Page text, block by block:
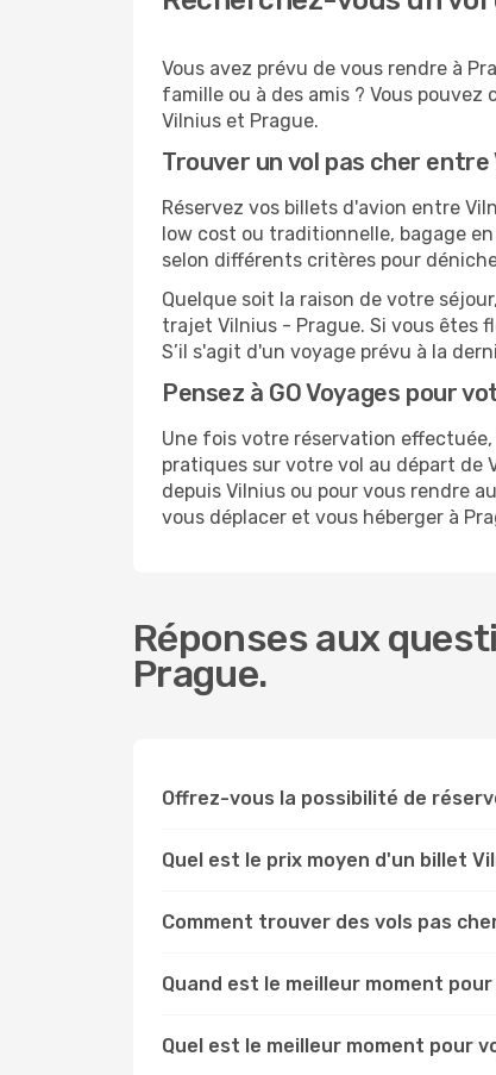
Vous avez prévu de vous rendre à
famille ou à des amis ? Vous
Vilnius et Prague.
Trouver un vol pas cher
Réservez vos billets d'avion entre
low cost ou traditionnelle, bagage
selon différents critères pour
Quelque soit la raison de votre
trajet Vilnius - Prague. Si vous êtes
S’il s'agit d'un voyage prévu à la
Pensez à GO Voyages pour
Une fois votre réservation
pratiques sur votre vol au départ de
depuis Vilnius ou pour vous rendre
vous déplacer et vous héberger à
Réponses aux
Prague.
Offrez-vous la possibilité de
Quel est le prix moyen d'un billet
Comment trouver des vols pas
Quand est le meilleur moment
Quel est le meilleur moment pour